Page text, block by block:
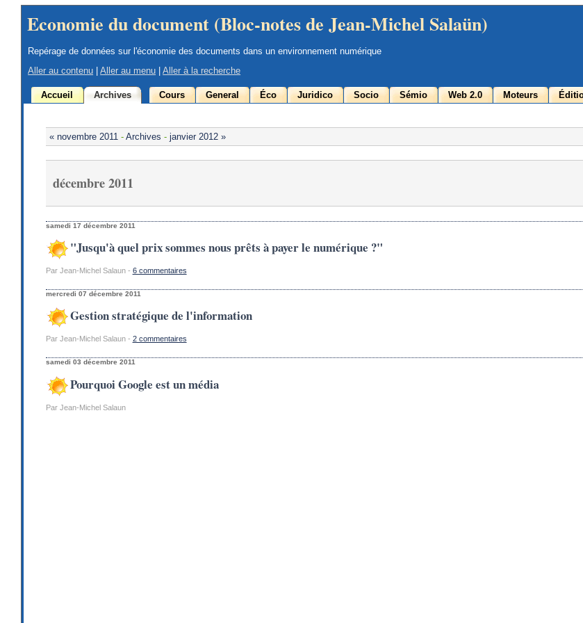
Economie du document (Bloc-notes de Jean-Michel Salaün)
Repérage de données sur l'économie des documents dans un environnement numérique
Aller au contenu |Aller au menu |Aller à la recherche
Accueil Archives Cours General Éco Juridico Socio Sémio Web 2.0 Moteurs
« novembre 2011 - Archives - janvier 2012 »
décembre 2011
samedi 17 décembre 2011
"Jusqu'à quel prix sommes nous prêts à payer le numérique ?"
Par Jean-Michel Salaun - 6 commentaires
mercredi 07 décembre 2011
Gestion stratégique de l'information
Par Jean-Michel Salaun - 2 commentaires
samedi 03 décembre 2011
Pourquoi Google est un média
Par Jean-Michel Salaun